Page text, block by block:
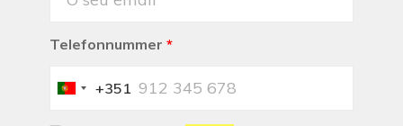
Telefonnummer *
Portugal
+351